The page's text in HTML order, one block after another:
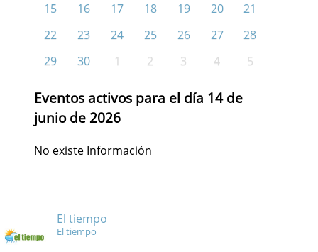
15
16 17 18 19 20
21
22
23 24 25 26 27
28
29
30 1 2 3 4 5
Eventos activos para el día 14 de
junio de 2026
No existe Información
El tiempo
El tiempo